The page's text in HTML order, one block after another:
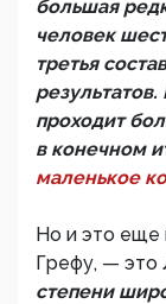
большая
человек
третья
проходит
в конечном
маленькое
Но и это еще
Грефу, — это
степени